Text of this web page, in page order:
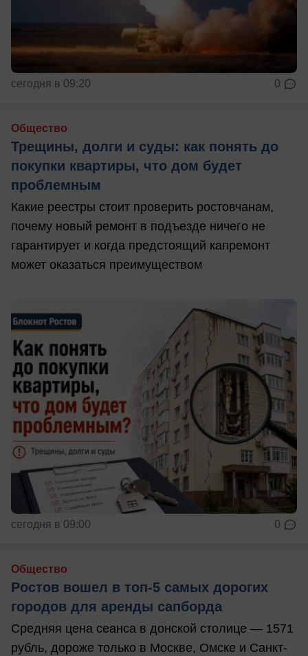
сегодня в 09:20 0
Общество
Трещины, долги и суды: как понять до
покупки квартиры, что дом будет
проблемным
Какие реестры стоит проверить ростовчанам,
почему новый ремонт в подъезде ничего не
гарантирует и когда предстоящий капремонт
может оказаться преимуществом
сегодня в 09:00 0
Общество
Ростов вошел в топ-5 самых дорогих
городов для аренды сапборда
Средняя цена сеанса в донской столице — 1571
рубль, дороже только в Москве, Омске и Санкт-